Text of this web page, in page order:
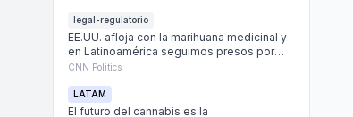
legal-regulatorio
EE.UU. afloja con la marihuana medicinal y
en Latinoamérica seguimos presos por
plantar
CNN Politics
LATAM
El futuro del cannabis es la